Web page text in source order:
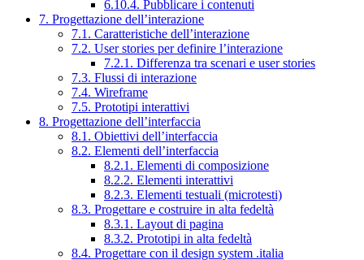
6.10.4. Pubblicare i contenuti
7. Progettazione dell’interazione
7.1. Caratteristiche dell’interazione
7.2. User stories per definire l’interazione
7.2.1. Differenza tra scenari e user stories
7.3. Flussi di interazione
7.4. Wireframe
7.5. Prototipi interattivi
8. Progettazione dell’interfaccia
8.1. Obiettivi dell’interfaccia
8.2. Elementi dell’interfaccia
8.2.1. Elementi di composizione
8.2.2. Elementi interattivi
8.2.3. Elementi testuali (microtesti)
8.3. Progettare e costruire in alta fedeltà
8.3.1. Layout di pagina
8.3.2. Prototipi in alta fedeltà
8.4. Progettare con il design system .italia